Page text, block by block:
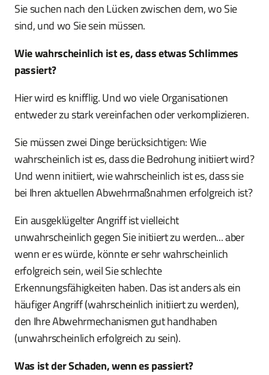
Sie suchen nach den Lücken zwischen dem, wo Sie
sind, und wo Sie sein müssen.
Wie wahrscheinlich ist es, dass etwas Schlimmes
passiert?
Hier wird es knifflig. Und wo viele Organisationen
entweder zu stark vereinfachen oder verkomplizieren.
Sie müssen zwei Dinge berücksichtigen: Wie
wahrscheinlich ist es, dass die Bedrohung initiiert wird?
Und wenn initiiert, wie wahrscheinlich ist es, dass sie
bei Ihren aktuellen Abwehrmaßnahmen erfolgreich ist?
Ein ausgeklügelter Angriff ist vielleicht
unwahrscheinlich gegen Sie initiiert zu werden... aber
wenn er es würde, könnte er sehr wahrscheinlich
erfolgreich sein, weil Sie schlechte
Erkennungsfähigkeiten haben. Das ist anders als ein
häufiger Angriff (wahrscheinlich initiiert zu werden),
den Ihre Abwehrmechanismen gut handhaben
(unwahrscheinlich erfolgreich zu sein).
Was ist der Schaden, wenn es passiert?